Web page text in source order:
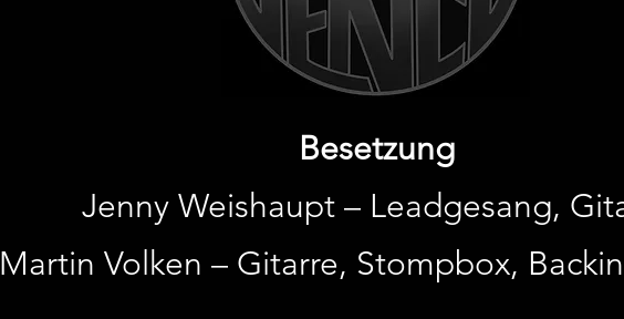
Besetzung
Jenny Weishaupt – Leadgesang,
Martin Volken – Gitarre, Stompbox,